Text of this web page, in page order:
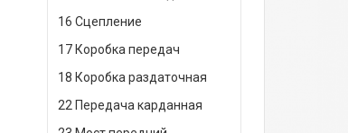
16 Сцепление
17 Коробка передач
18 Коробка раздаточная
22 Передача карданная